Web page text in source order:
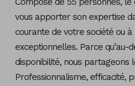
vous apporter son expertise
courante de votre société ou à
exceptionnelles. Parce
disponibilité, nous partageons
Professionnalisme, efficacité,